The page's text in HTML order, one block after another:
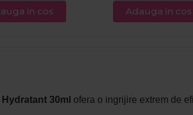
in cos Adauga in cos
30ml ofera o ingrijire extrem de